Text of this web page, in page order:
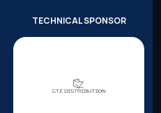
TECHNICAL SPONSOR